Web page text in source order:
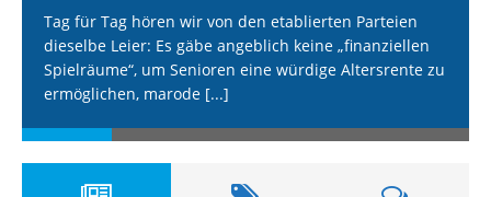
Tag für Tag hören wir von den etablierten Parteien
dieselbe Leier: Es gäbe angeblich keine „finanziellen
Spielräume“, um Senioren eine würdige Altersrente zu
ermöglichen, marode [...]